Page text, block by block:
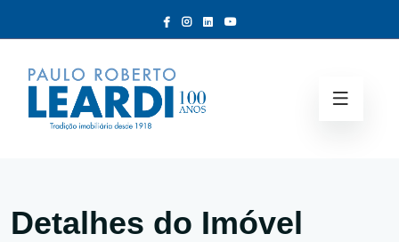
Detalhes do Imóvel